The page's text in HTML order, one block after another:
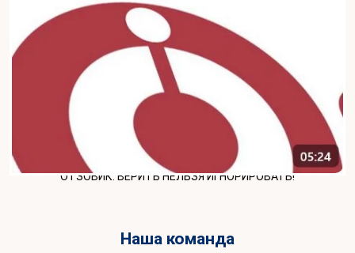
ОТЗОВИК: ВЕРИТЬ НЕЛЬЗЯ ИГНОРИРОВАТЬ!
Наша команда